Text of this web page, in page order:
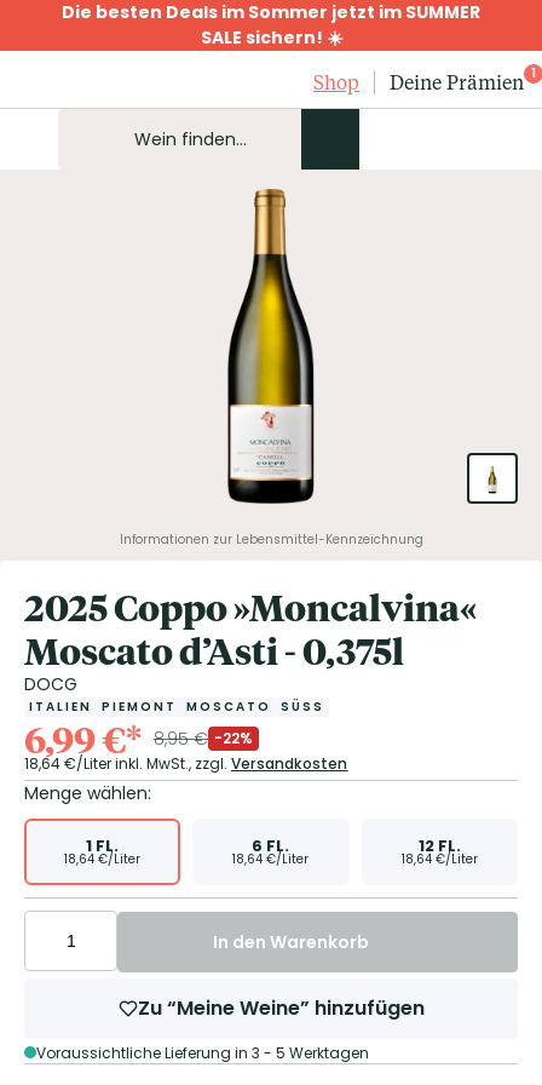
Die besten Deals im Sommer jetzt im SUMMER
SALE sichern! ☀️
Shop
Deine Prämien 1
Informationen zur Lebensmittel-Kennzeichnung
2025 Coppo »Moncalvina«
Moscato d’Asti - 0,375l
DOCG
ITALIEN PIEMONT MOSCATO SÜSS
6,99€* 8,95€ -22%
18,64€/Literinkl. MwSt., zzgl. Versandkosten
Menge wählen:
1 FL.
18,64 €/Liter
6 FL.
18,64 €/Liter
12FL.
18,64 €/Liter
In den Warenkorb
Zu “Meine Weine” hinzufügen
Voraussichtliche Lieferung in 3 - 5 Werktagen